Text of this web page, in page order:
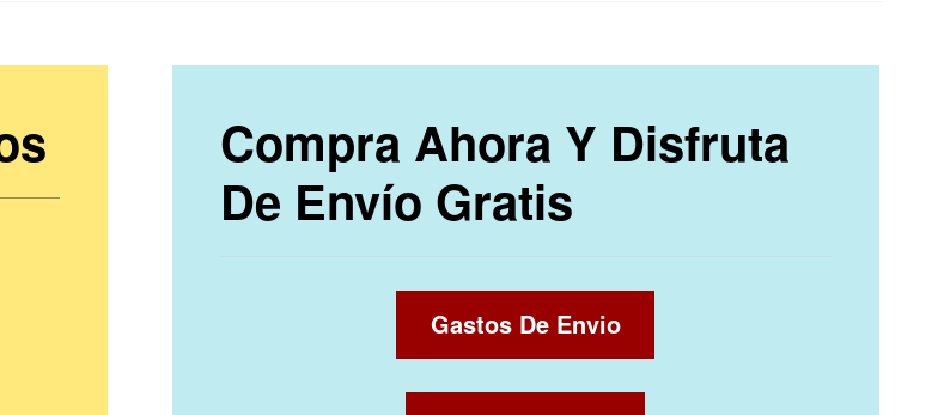
Compra Ahora Y Disfruta
De Envío Gratis
Gastos De Envio